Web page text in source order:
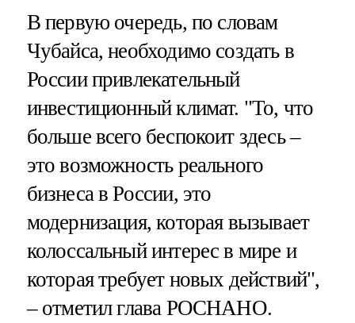
В первую очередь, по словам
Чубайса, необходимо создать в
России привлекательный
инвестиционный климат. "То, что
больше всего беспокоит здесь –
это возможность реального
бизнеса в России, это
модернизация, которая вызывает
колоссальный интерес в мире и
которая требует новых действий",
– отметил глава РОСНАНО.